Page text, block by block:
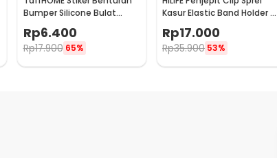
Bumper Silicone Bulat
Hemispherical 100 PCS -
FZL10
Rp6.400
Rp17.900 65%
Kasur Elastic Band Holder 4
Rp17.000
Rp35.900 53%